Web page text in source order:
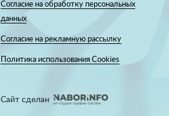
Согласие на обработку персональных
данных
Согласие на рекламную рассылку
Политика использования Cookies
Сайт сделан